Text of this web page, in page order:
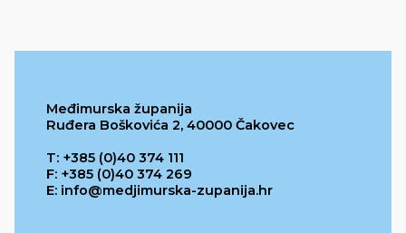
Međimurska županija
Ruđera Boškovića 2, 40000 Čakovec
T: +385 (0)40 374 111
F: +385 (0)40 374 269
E: info@medjimurska-zupanija.hr